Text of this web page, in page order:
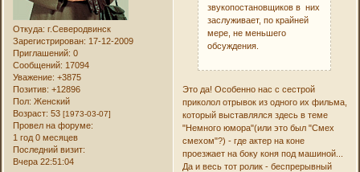
Откуда: г.Северодвинск
Зарегистрирован: 17-12-2009
Приглашений: 0
Сообщений: 17094
Уважение: +3875
Позитив: +12896
Пол: Женский
Возраст: 53[1973-03-07]
Провел на форуме:
1 год 0 месяцев
Последний визит:
Вчера 22:51:04
звукопостановщиков в них
заслуживает, по крайней
мере, не меньшего
обсуждения.
Это да! Особенно нас с сестрой
приколол отрывок из одного их фильма,
который выставлялся здесь в теме
"Немного юмора"(или это был "Смех
смехом"?) - где актер на коне
проезжает на боку коня под машиной...
Да и весь тот ролик - беспрерывный